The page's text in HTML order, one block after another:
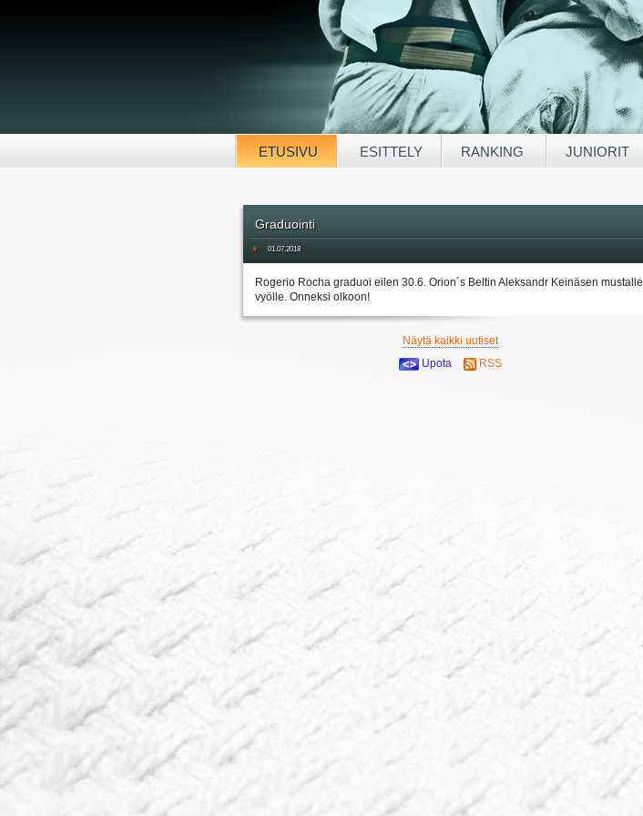
ETUSIVU ESITTELY RANKING JUNIORIT
Graduointi
# 01.07.2018
Rogerio Rocha graduoi eilen 30.6. Orion´s Beltin Aleksandr Keinäsen mustalle
vyölle. Onneksi olkoon!
Näytä kaikki uutiset
Upota
RSS